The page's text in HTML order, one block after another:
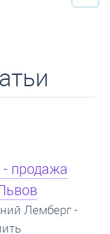
жилье под
- что